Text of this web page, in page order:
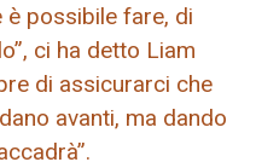
possibile fare, di
ci ha detto Liam
di assicurarci che
avanti, ma dando